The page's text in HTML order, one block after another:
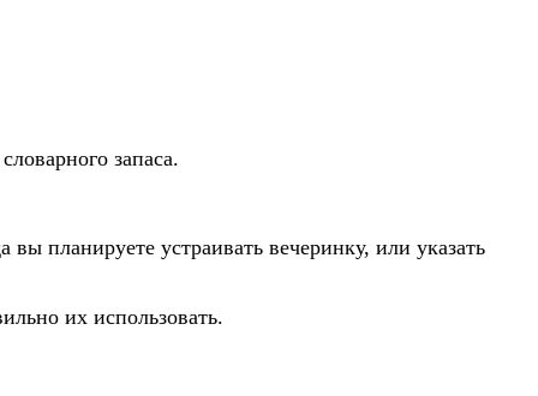
запаса.
планируете устраивать вечеринку, или указать
их использовать.